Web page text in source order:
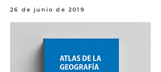
26 de junio de 2019